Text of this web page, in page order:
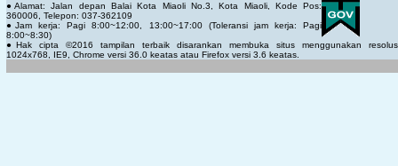
●Alamat: Jalan depan Balai Kota Miaoli No.3, Kota Miaoli, Kode Pos:
360006, Telepon: 037-362109
●Jam kerja: Pagi 8:00~12:00, 13:00~17:00 (Toleransi jam kerja: Pagi
8:00~8:30)
●Hak cipta ©2016 tampilan terbaik disarankan membuka situs menggunakan
1024x768, IE9, Chrome versi 36.0 keatas atau Firefox versi 3.6 keatas.